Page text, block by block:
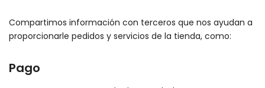
Compartimos información con terceros que nos ayudan a
proporcionarle pedidos y servicios de la tienda, como:
Pago